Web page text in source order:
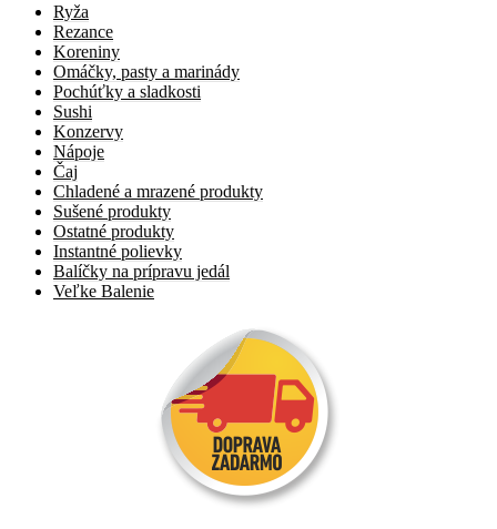
Ryža
Rezance
Koreniny
Omáčky, pasty a marinády
Pochúťky a sladkosti
Sushi
Konzervy
Nápoje
Čaj
Chladené a mrazené produkty
Sušené produkty
Ostatné produkty
Instantné polievky
Balíčky na prípravu jedál
Veľke Balenie